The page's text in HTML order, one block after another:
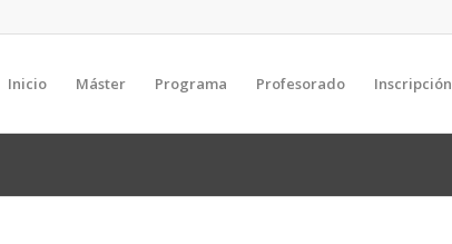
Inicio Máster Programa Profesorado Inscripción